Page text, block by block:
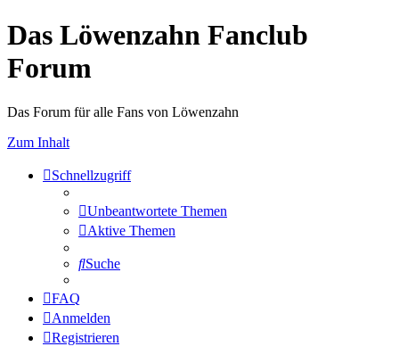
Das Löwenzahn Fanclub
Forum
Das Forum für alle Fans von Löwenzahn
Zum Inhalt
Schnellzugriff
Unbeantwortete Themen
Aktive Themen
Suche
FAQ
Anmelden
Registrieren